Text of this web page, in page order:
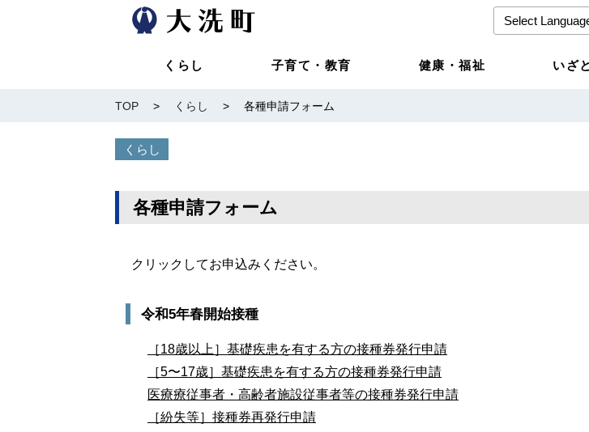
くらし 子育て・教育 健康・福祉 いざ
TOP > くらし > 各種申請フォーム
くらし
各種申請フォーム
クリックしてお申込みください。
令和5年春開始接種
［18歳以上］基礎疾患を有する方の接種券発行申請
［5〜17歳］基礎疾患を有する方の接種券発行申請
医療療従事者・高齢者施設従事者等の接種券発行申請
［紛失等］接種券再発行申請